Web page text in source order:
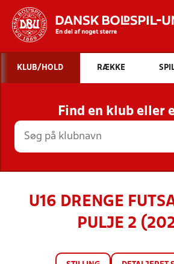
STILLINGER, RESULTATER,
HOLD
KLUB/HOLD RÆKKE
Find en klub eller
U16 DRENGE
PULJE 2